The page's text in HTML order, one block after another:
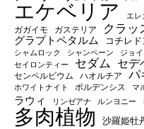
エケベリア エレ
ガガイモ ガステリア クラッ
グラプトペタルム コチレド
シャムロック シャンペーン ジョ
セイロンティー
セダム セデ
センペルビウム
ハオルチア パ
ホワイトナイト ポルデンシス マ
ラウィ
リンゼアナ ルンヨニー
多肉植物 沙羅姫牡